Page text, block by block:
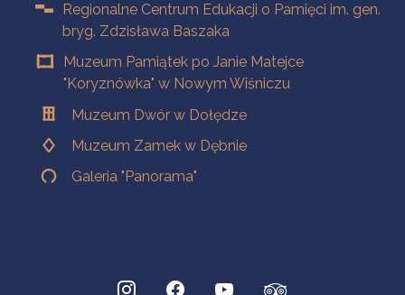
Regionalne Centrum Edukacji o Pamięci im. gen.
bryg. Zdzisława Baszaka
Muzeum Pamiątek po Janie Matejce
"Koryznówka" w Nowym Wiśniczu
Muzeum Dwór w Dołędze
Muzeum Zamek w Dębnie
Galeria "Panorama"